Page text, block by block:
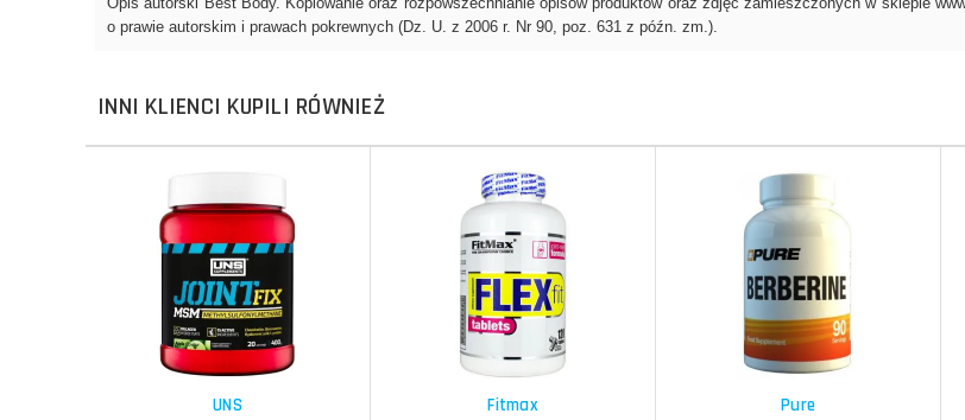
INNI KLIENCI KUPILI RÓWNIEŻ
UNS Fitmax Pure